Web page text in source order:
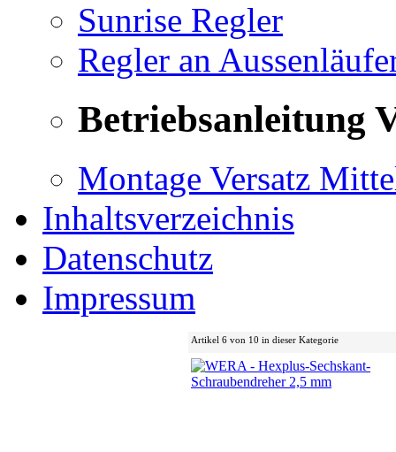
Sunrise Regler
Regler an
Betriebsanleitung
Montage Versatz
Inhaltsverzeichnis
Datenschutz
Impressum
Artikel 6 von 10 in dieser Kategorie